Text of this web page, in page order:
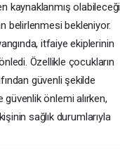
kaynaklanmış olabileceği
belirlenmesi bekleniyor.
itfaiye ekiplerinin
Özellikle çocukların
güvenli şekilde
güvenlik önlemi alırken,
sağlık durumlarıyla